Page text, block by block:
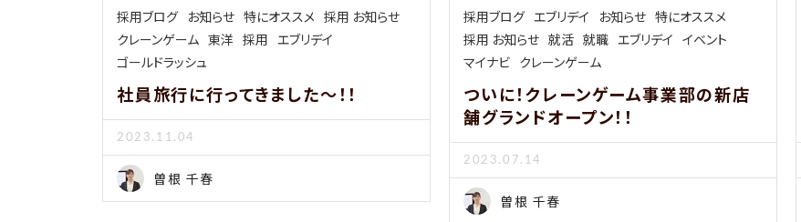
採用ブログ お知らせ 特にオススメ 採用 お知らせ
クレーンゲーム 東洋 採用 エブリデイ
ゴールドラッシュ
社員旅行に行ってきました〜！！
2023.11.04
曽根 千春
採用ブログ エブリデイ お知らせ 特にオススメ
採用 お知らせ 就活 就職 エブリデイ イベント
マイナビ クレーンゲーム
ついに！クレーンゲーム事業部の新店
舗グランドオープン！！
2023.07.14
曽根 千春